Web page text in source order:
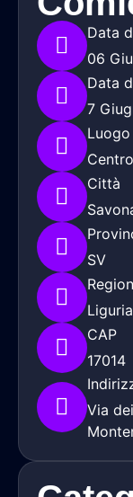
Data
06
Data
7
Luogo
Città
SV
Liguria
CAP
17014
Via